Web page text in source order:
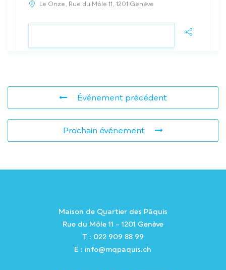
Le Onze, Rue du Môle 11, 1201 Genève
Événement précédent
Prochain événement
Maison de Quartier des Pâquis
Rue du Môle 11 – 1201 Genève
T : 022 909 88 99
E : info@mqpaquis.ch